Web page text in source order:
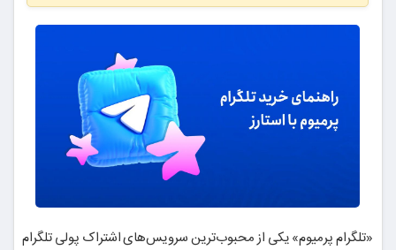
«تلگرام پرمیوم» یکی از محبوب‌ترین سرویس‌های اشتراک پولی تلگرام